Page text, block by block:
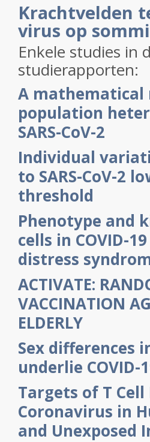
Krachtvelden
virus op
Enkele studies in
studierapporten:
A mathematical
population
SARS-CoV-2
Individual
to SARS-CoV-2
threshold
Phenotype and
cells in COVID-
distress
ACTIVATE:
VACCINATION
ELDERLY
Sex differences
underlie COVID-
Targets of T Cell
Coronavirus in
and Unexposed